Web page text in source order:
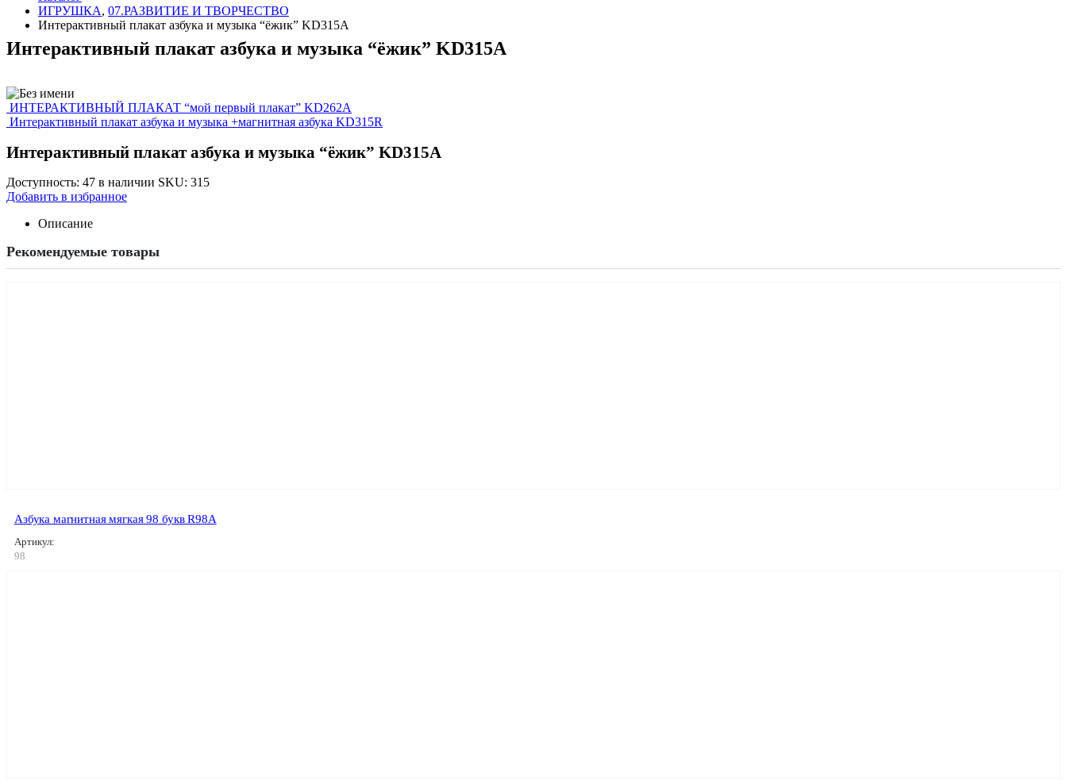
ИГРУШКА, 07.РАЗВИТИЕ И ТВОРЧЕСТВО
Интерактивный плакат азбука и музыка “ёжик” KD315A
Интерактивный плакат азбука и музыка “ёжик” KD315A
ИНТЕРАКТИВНЫЙ ПЛАКАТ “мой первый плакат” KD262A
Интерактивный плакат азбука и музыка +магнитная азбука KD315R
Интерактивный плакат азбука и музыка “ёжик” KD315A
Доступность: 47 в наличии SKU: 315
Добавить в избранное
Описание
Рекомендуемые товары
Азбука магнитная мягкая 98 букв R98A
Артикул:
98